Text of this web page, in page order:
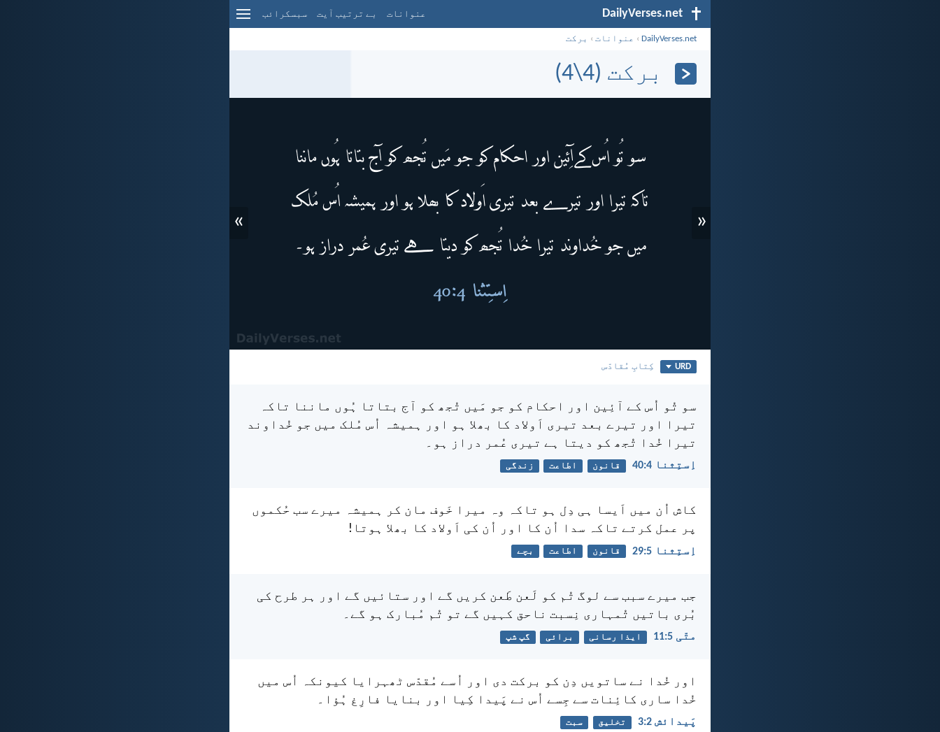
DailyVerses.net عنوانات بے ترتیب آیت سبسکرائب
DailyVerses.net
› عنوانات › برکت
برکت (4\4)
«
»
URD کِتابِ مُقادّس
سو تُو اُس کے آئِین اور احکام کو جو مَیں تُجھ کو آج بتاتا ہُوں ماننا تاکہ
تیرا اور تیرے بعد تیری اَولاد کا بھلا ہو اور ہمیشہ اُس مُلک میں جو خُداوند
تیرا خُدا تُجھ کو دیتا ہے تیری عُمر دراز ہو۔
اِستِثنا 4:‏40 قانون اطاعت زندگی
کاش اُن میں اَیسا ہی دِل ہو تاکہ وہ میرا خَوف مان کر ہمیشہ میرے سب حُکموں
پر عمل کرتے تاکہ سدا اُن کا اور اُن کی اَولاد کا بھلا ہوتا!
اِستِثنا 5:‏29 قانون اطاعت بچے
جب میرے سبب سے لوگ تُم کو لَعن طَعن کریں گے اور ستائیں گے اور ہر طرح کی
بُری باتیں تُمہاری نِسبت ناحق کہیں گے تو تُم مُبارک ہو گے۔
متّی 5:‏11 ایذا رسانی برائی گپ شپ
اور خُدا نے ساتویں دِن کو برکت دی اور اُسے مُقدّس ٹھہرایا کیونکہ اُس میں
خُدا ساری کائِنات سے جِسے اُس نے پَیدا کِیا اور بنایا فارِغ ہُؤا۔
پَیدائش 2:‏3 تخلیق سبت